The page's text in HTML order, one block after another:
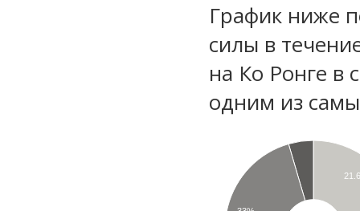
График ниже
силы в
на Ко Ронге в
одним из